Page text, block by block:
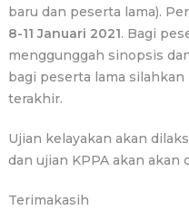
baru dan peserta lama).
8-11 Januari 2021. Bagi
menggunggah sinopsis
bagi peserta lama
terakhir.
Ujian kelayakan akan
dan ujian KPPA akan akan
Terimakasih